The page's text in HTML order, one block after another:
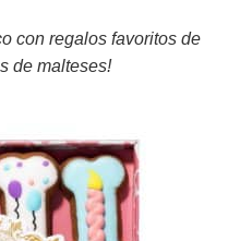
con regalos favoritos de
de malteses!